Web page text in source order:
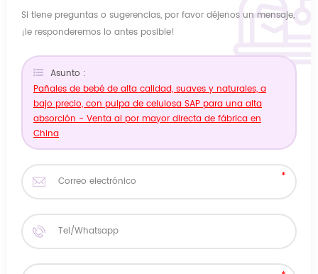
Si tiene preguntas o sugerencias, por favor déjenos un mensaje,
¡le responderemos lo antes posible!
Asunto :
Pañales de bebé de alta calidad, suaves y naturales, a
bajo precio, con pulpa de celulosa SAP para una alta
absorción - Venta al por mayor directa de fábrica en
China